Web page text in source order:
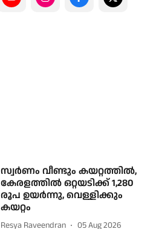
സ്വര്‍ണം വീണ്ടും കയറ്റത്തില്‍,
കേരളത്തില്‍ ഒറ്റയടിക്ക് 1,280
രൂപ ഉയര്‍ന്നു, വെള്ളിക്കും
കയറ്റം
Resya Raveendran 05 Aug 2026